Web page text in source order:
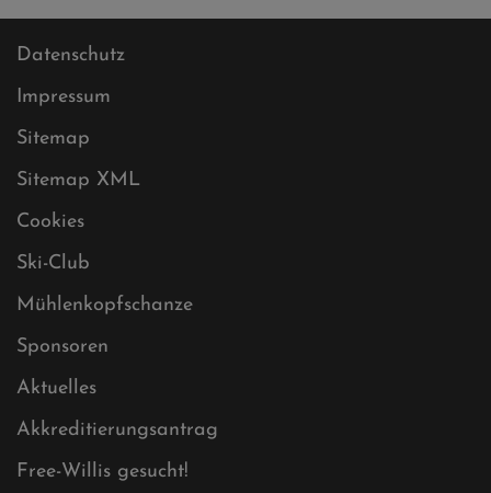
Datenschutz
Impressum
Sitemap
Sitemap XML
Cookies
Ski-Club